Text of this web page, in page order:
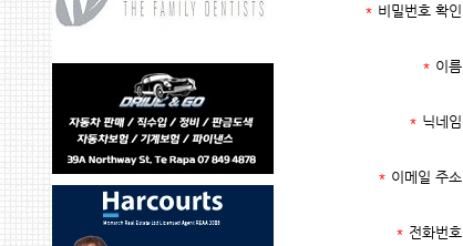
* 비밀번호 확인
* 이름
* 닉네임
* 이메일 주소
* 전화번호